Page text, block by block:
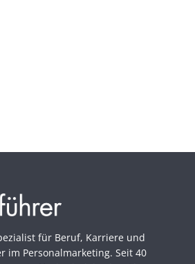
für Beruf, Karriere und
im Personal­marketing. Seit 40